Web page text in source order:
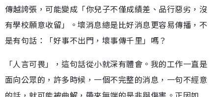
傳越誇張，可能變成「你兒子不僅成績差、品行惡劣，沒
有學校願意收留」。壞消息總是比好消息更容易傳播，不
是有句話：「好事不出門，壞事傳千里」嗎？
「人言可畏」，這句話從小就深有體會。我的工作一直是
面向公眾的，許多時候，一個不完整的消息，一句不經意